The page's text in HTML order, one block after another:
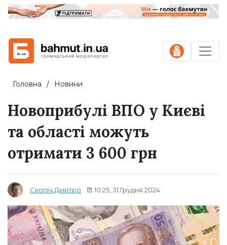
Головна Новини
Новоприбулі ВПО у Києві
та області можуть
отримати 3 600 грн
Скопіч Дмитро 10:25, 31 Грудня 2024